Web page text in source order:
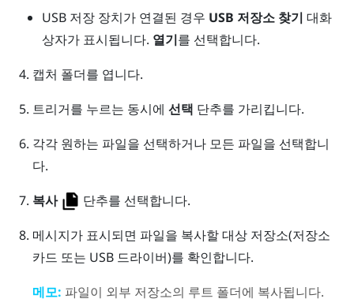
USB 저장 장치가 연결된 경우 USB 저장소 찾기 대화
상자가 표시됩니다. 열기를 선택합니다.
캡처 폴더를 엽니다.
트리거를 누르는 동시에 선택 단추를 가리킵니다.
각각 원하는 파일을 선택하거나 모든 파일을 선택합니
다.
복사
단추를 선택합니다.
메시지가 표시되면 파일을 복사할 대상 저장소(저장소
카드 또는 USB 드라이버)를 확인합니다.
메모: 파일이 외부 저장소의 루트 폴더에 복사됩니다.